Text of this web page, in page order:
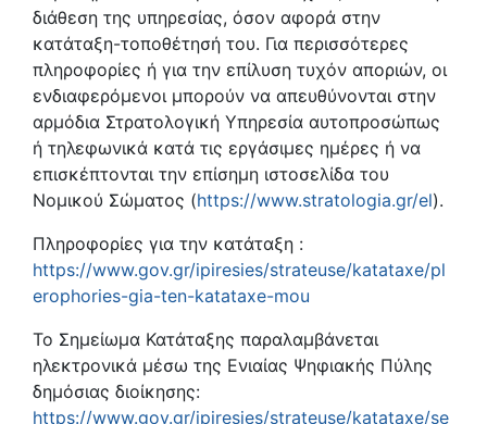
διάθεση της υπηρεσίας, όσον αφορά στην
κατάταξη-τοποθέτησή του. Για περισσότερες
πληροφορίες ή για την επίλυση τυχόν αποριών, οι
ενδιαφερόμενοι μπορούν να απευθύνονται στην
αρμόδια Στρατολογική Υπηρεσία αυτοπροσώπως
ή τηλεφωνικά κατά τις εργάσιμες ημέρες ή να
επισκέπτονται την επίσημη ιστοσελίδα του
Νομικού Σώματος (https://www.stratologia.gr/el).
Πληροφορίες για την κατάταξη :
https://www.gov.gr/ipiresies/strateuse/katataxe/pl
erophories-gia-ten-katataxe-mou
Το Σημείωμα Κατάταξης παραλαμβάνεται
ηλεκτρονικά μέσω της Ενιαίας Ψηφιακής Πύλης
δημόσιας διοίκησης:
https://www.gov.gr/ipiresies/strateuse/katataxe/se